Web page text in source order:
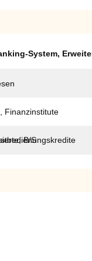
System,
Finanzinstitute
B/S